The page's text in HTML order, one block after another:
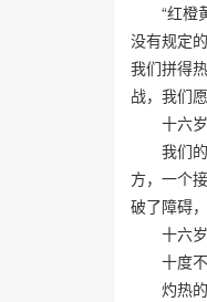
“红橙黄
没有规定
我们拼得
战，我们
十六岁
我们的
方，一个
破了障碍
十六岁
十度不
灼热的